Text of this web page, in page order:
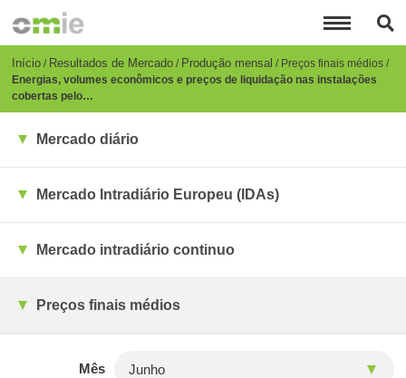
para
conteúdo
principal
Breadcrumb
Início Resultados de Mercado Produção mensal
Preços finais médios
Energias, volumes econômicos e preços de liquidação nas instalações
cobertas pelo…
Mercado diário
Mercado Intradiário Europeu (IDAs)
Mercado intradiário continuo
Preços finais médios
Mês